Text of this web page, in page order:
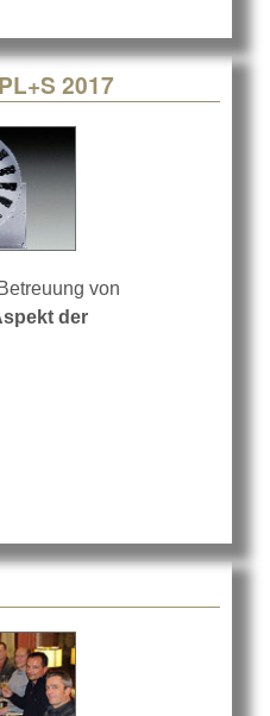
2017
von
der